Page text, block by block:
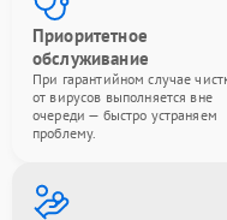
Приоритетное
обслуживание
При гарантийном случае
от вирусов выполняется вне
очереди — быстро устраняем
проблему.